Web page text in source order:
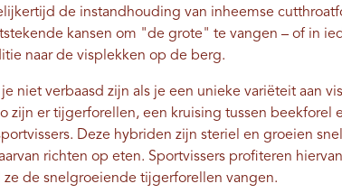
de instandhouding van inheemse
kansen om "de grote" te vangen – of in
naar de visplekken op de berg.
niet verbaasd zijn als je een unieke variëteit aan
zijn er tijgerforellen, een kruising tussen
Deze hybriden zijn steriel en groeien
richten op eten. Sportvissers profiteren
de snelgroeiende tijgerforellen vangen.